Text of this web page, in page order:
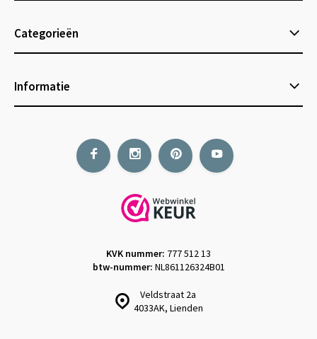
Categorieën
Informatie
Veldstraat 2a
4033AK, Lienden
KVK nummer: 777 512 13
btw-nummer: NL861126324B01